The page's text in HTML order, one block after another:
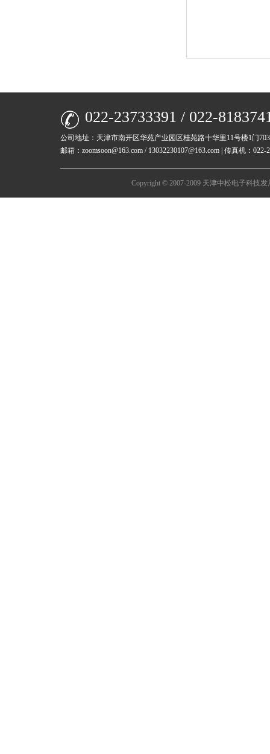
022-23733391 / 022-
公司地址：天津市南开区华苑产业园区桂苑路十华里11号楼1门
邮箱：zoomsoon@163.com / 13032230107@163.com | 传真机：
Copyright © 2007-2009 天津中松电子科